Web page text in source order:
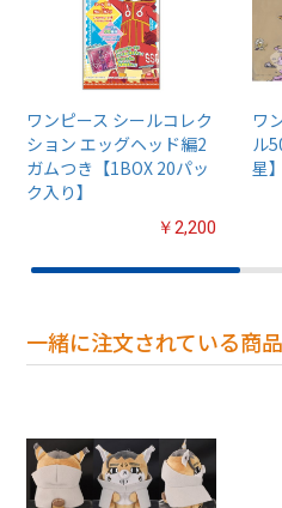
ワンピース シールコレク
ション エッグヘッド編2
ガムつき【1BOX 20パッ
ク入り】
￥2,200
ワ
ル
星
一緒に注文されている商品